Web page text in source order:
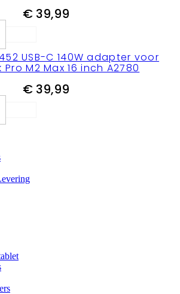
€ 39,99
USB-C 140W adapter voor
M2 Max 16 inch A2780
€ 39,99